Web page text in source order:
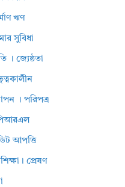
ঋণ
সুবিধা
। জ্যেষ্ঠতা
। পরিপত্র
আপত্তি
প্রেষণ